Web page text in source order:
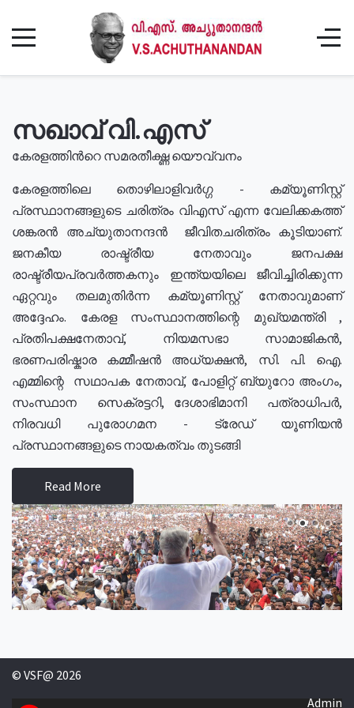
സഖാവ് വി.എസ്
കേരളത്തിൻറെ സമരതീക്ഷ്ണ യൌവ്വനം
കേരളത്തിലെ തൊഴിലാളിവർഗ്ഗ - കമ്യൂണിസ്റ്റ്
പ്രസ്ഥാനങ്ങളുടെ ചരിത്രം വിഎസ് എന്ന വേലിക്കകത്ത്
ശങ്കരൻ അച്യുതാനന്ദൻ ജീവിതചരിത്രം കൂടിയാണ്.
ജനകീയ രാഷ്ട്രീയ നേതാവും ജനപക്ഷ
രാഷ്ട്രീയപ്രവർത്തകനും ഇന്ത്യയിലെ ജീവിച്ചിരിക്കുന്ന
ഏറ്റവും തലമുതിർന്ന കമ്യൂണിസ്റ്റ് നേതാവുമാണ്
അദ്ദേഹം. കേരള സംസ്ഥാനത്തിന്റെ മുഖ്യമന്ത്രി ,
പ്രതിപക്ഷനേതാവ്, നിയമസഭാ സാമാജികൻ,
ഭരണപരിഷ്കാര കമ്മീഷൻ അധ്യക്ഷൻ, സി. പി. ഐ.
എമ്മിന്റെ സഥാപക നേതാവ്, പോളിറ്റ് ബ്യുറോ അംഗം,
സംസ്ഥാന സെക്രട്ടറി, ദേശാഭിമാനി പത്രാധിപർ,
നിരവധി പുരോഗമന - ട്രേഡ് യൂണിയൻ
പ്രസ്ഥാനങ്ങളുടെ നായകത്വം തുടങ്ങി
Read More
© VSF@ 2026
Admin